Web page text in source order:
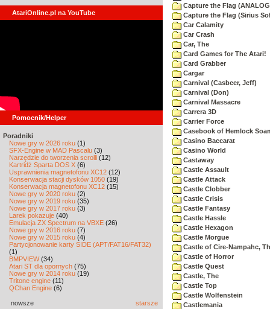
AtariOnline.pl na YouTube
Pomocnik/Helper
Poradniki
Nowe gry w 2026 roku (1)
SFX-Engine w MAD Pascalu (3)
Narzędzie do tworzenia scrolli (12)
Kartridż Sparta DOS X (6)
Usprawnienia magnetofonu XC12 (12)
Konserwacja stacji dysków 1050 (19)
Konserwacja magnetofonu XC12 (15)
Nowe gry w 2020 roku (2)
Nowe gry w 2019 roku (35)
Nowe gry w 2017 roku (3)
Larek pokazuje (40)
Emulacja ZX Spectrum na VBXE (26)
Nowe gry w 2016 roku (7)
Nowe gry w 2015 roku (4)
Partycjonowanie karty SIDE (APT/FAT16/FAT32)
(1)
BMPVIEW(34)
Atari ST dla opornych (75)
Nowe gry w 2014 roku (19)
Tritone engine (11)
QChan Engine (6)
nowsze starsze
Capture the Flag
Capture the Flag (Sirius
Car Calamity
Car Crash
Car, The
Card Games for The Atari!
Card Grabber
Cargar
Carnival (Casbeer, Jeff)
Carnival (Don)
Carnival Massacre
Carrera 3D
Carrier Force
Casebook of Hemlock
Casino Baccarat
Casino World
Castaway
Castle Assault
Castle Attack
Castle Clobber
Castle Crisis
Castle Fantasy
Castle Hassle
Castle Hexagon
Castle Morgue
Castle of Cire-Nampahc,
Castle of Horror
Castle Quest
Castle, The
Castle Top
Castle Wolfenstein
Castlemania